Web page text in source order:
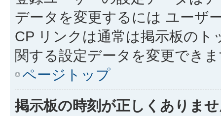
データを変更するには ユーザ
CP リンクは通常は掲示板の
関する設定データを変更でき
ページトップ
掲示板の時刻が正しくありま